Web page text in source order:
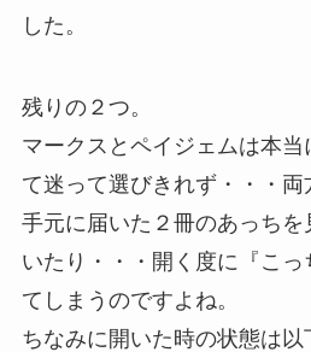
した。
残りの２つ。
マークスとペイジェムは本
て迷って選びきれず・・・
手元に届いた２冊のあっちを
いたり・・・開く度に『こ
てしまうのですよね。
ちなみに開いた時の状態は